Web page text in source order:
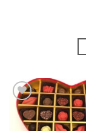
Add to
wishlist